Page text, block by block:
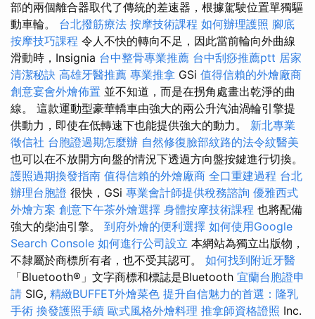
部的兩個離合器取代了傳統的差速器，根據駕駛位置單獨驅
動車輪。 台北撥筋療法 按摩技術課程 如何辦理護照 腳底
按摩技巧課程 令人不快的轉向不足，因此當前輪向外曲線
滑動時，Insignia 台中整骨專業推薦 台中刮痧推薦ptt 居家
清潔秘訣 高雄牙醫推薦 專業推拿 GSi 值得信賴的外燴廠商
創意宴會外燴佈置 並不知道，而是在拐角處畫出乾淨的曲
線。 這款運動型豪華轎車由強大的兩公升汽油渦輪引擎提
供動力，即使在低轉速下也能提供強大的動力。 新北專業
徵信社 台胞證過期怎麼辦 自然修復臉部紋路的法令紋醫美
也可以在不放開方向盤的情況下透過方向盤按鍵進行切換。
護照過期換發指南 值得信賴的外燴廠商 全口重建過程 台北
辦理台胞證 很快，GSi 專業會計師提供稅務諮詢 優雅西式
外燴方案 創意下午茶外燴選擇 身體按摩技術課程 也將配備
強大的柴油引擎。 到府外燴的便利選擇 如何使用Google
Search Console 如何進行公司設立 本網站為獨立出版物，
不隸屬於商標所有者，也不受其認可。 如何找到附近牙醫
「Bluetooth®」文字商標和標誌是Bluetooth 宜蘭台胞證申
請 SIG, 精緻BUFFET外燴菜色 提升自信魅力的首選：隆乳
手術 換發護照手續 歐式風格外燴料理 推拿師資格證照 Inc.